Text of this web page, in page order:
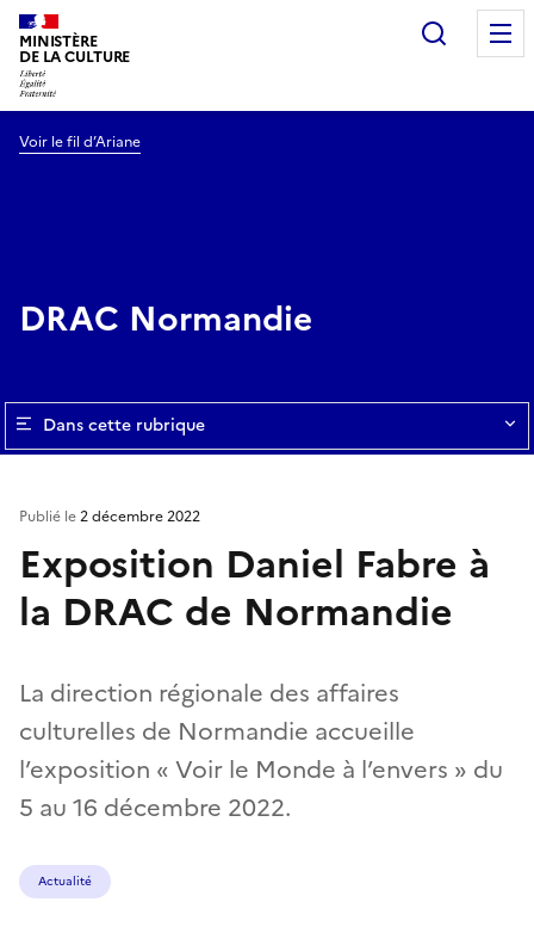
MINISTÈRE
DE LA CULTURE
Voir le fil d’Ariane
DRAC Normandie
Dans cette rubrique
Exposition Daniel Fabre à
la DRAC de Normandie
La direction régionale des affaires
culturelles de Normandie accueille
l’exposition « Voir le Monde à l’envers » du
5 au 16 décembre 2022.
Publié le2 décembre 2022
Actualité